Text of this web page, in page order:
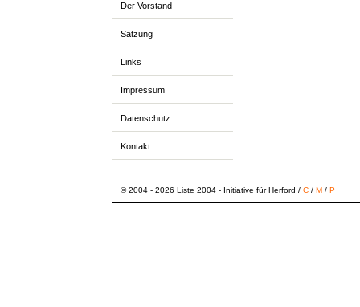
Der Vorstand
Satzung
Links
Impressum
Datenschutz
Kontakt
© 2004 - 2026 Liste 2004 - Initiative für Herford / C/ M/ P